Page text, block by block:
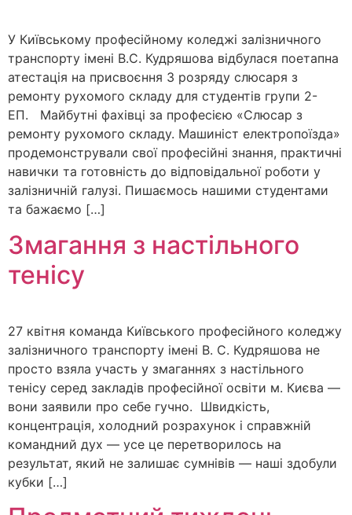
У Київському професійному коледжі залізничного
транспорту імені В.С. Кудряшова відбулася поетапна
атестація на присвоєння 3 розряду слюсаря з
ремонту рухомого складу для студентів групи 2-
ЕП. Майбутні фахівці за професією «Слюсар з
ремонту рухомого складу. Машиніст електропоїзда»
продемонстрували свої професійні знання, практичні
навички та готовність до відповідальної роботи у
залізничній галузі. Пишаємось нашими студентами
та бажаємо […]
Змагання з настільного
тенісу
27 квітня команда Київського професійного коледжу
залізничного транспорту імені В. С. Кудряшова не
просто взяла участь у змаганнях з настільного
тенісу серед закладів професійної освіти м. Києва —
вони заявили про себе гучно. Швидкість,
концентрація, холодний розрахунок і справжній
командний дух — усе це перетворилось на
результат, який не залишає сумнівів — наші здобули
кубки […]